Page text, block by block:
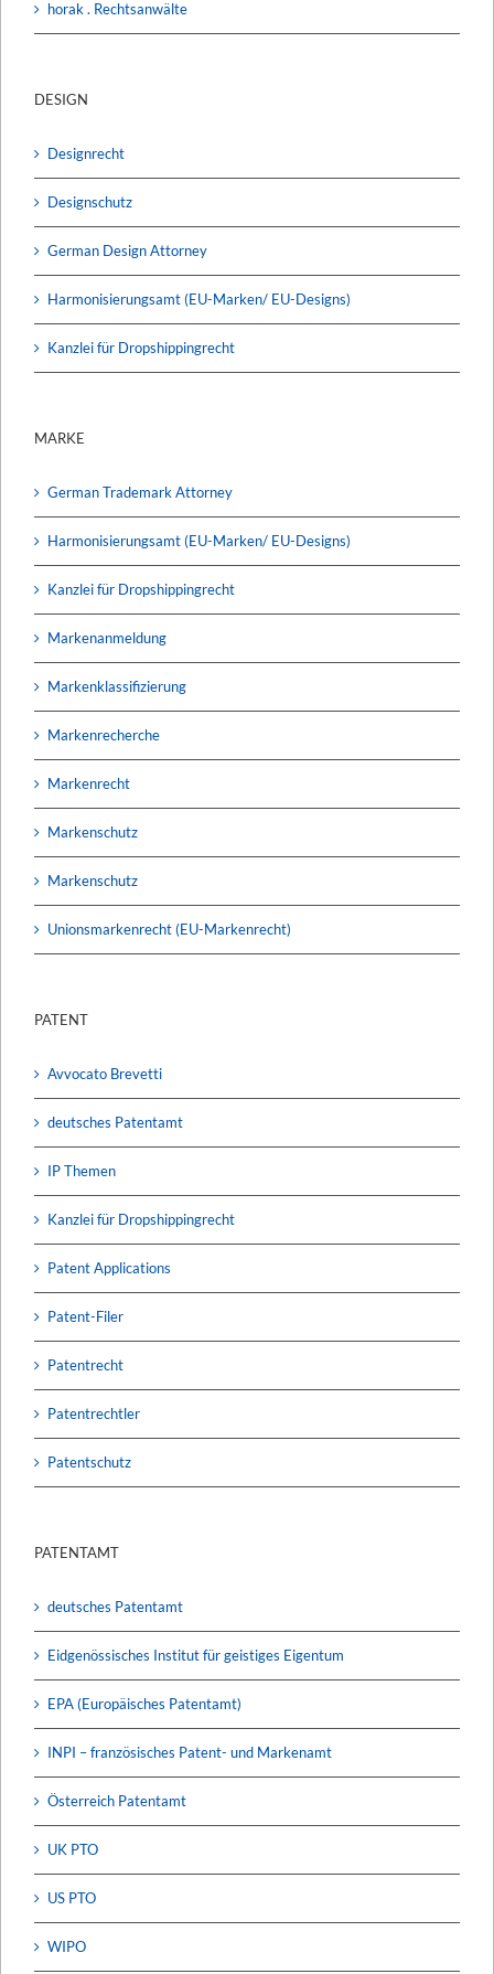
horak . Rechtsanwälte
DESIGN
Designrecht
Designschutz
German Design Attorney
Harmonisierungsamt (EU-Marken/ EU-Designs)
Kanzlei für Dropshippingrecht
MARKE
German Trademark Attorney
Harmonisierungsamt (EU-Marken/ EU-Designs)
Kanzlei für Dropshippingrecht
Markenanmeldung
Markenklassifizierung
Markenrecherche
Markenrecht
Markenschutz
Markenschutz
Unionsmarkenrecht (EU-Markenrecht)
PATENT
Avvocato Brevetti
deutsches Patentamt
IP Themen
Kanzlei für Dropshippingrecht
Patent Applications
Patent-Filer
Patentrecht
Patentrechtler
Patentschutz
PATENTAMT
deutsches Patentamt
Eidgenössisches Institut für geistiges Eigentum
EPA (Europäisches Patentamt)
INPI – französisches Patent- und Markenamt
Österreich Patentamt
UK PTO
US PTO
WIPO